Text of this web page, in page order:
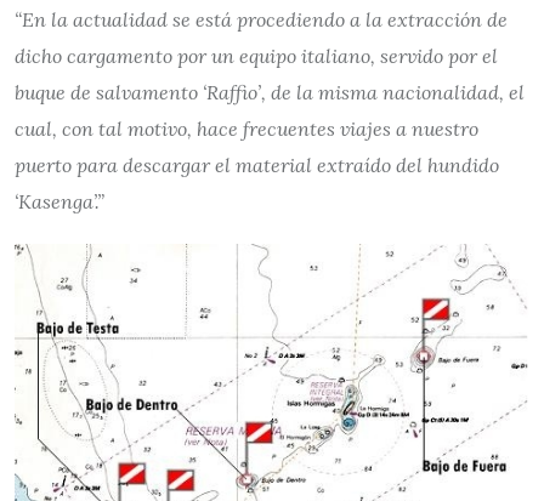
“En la actualidad se está procediendo a la extracción de
dicho cargamento por un equipo italiano, servido por el
buque de salvamento ‘Raffio’, de la misma nacionalidad, el
cual, con tal motivo, hace frecuentes viajes a nuestro
puerto para descargar el material extraído del hundido
‘Kasenga’.”